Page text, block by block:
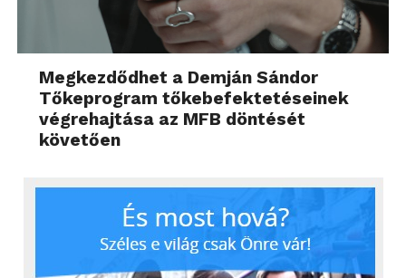
Megkezdődhet a Demján Sándor
Tőkeprogram tőkebefektetéseinek
végrehajtása az MFB döntését
követően